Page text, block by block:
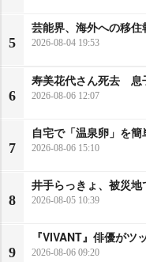
5
芸能界、海外への移住
2026-08-04 19:53
6
寿美花代さん死去 息
2026-08-06 12:07
7
自宅で「温泉卵」を
2026-08-06 15:10
8
井手らっきょ、被災地
2026-08-05 10:39
9
『VIVANT』俳優がツ
2026-08-06 09:20